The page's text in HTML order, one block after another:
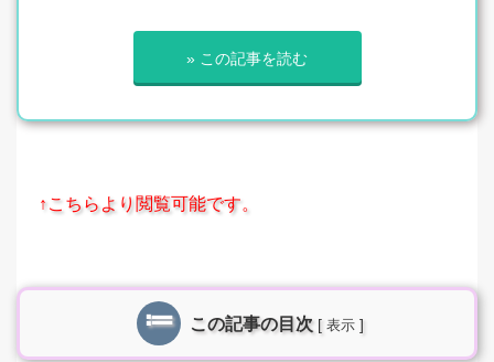
» この記事を読む
↑こちらより閲覧可能です。
この記事の目次 [ 表示 ]